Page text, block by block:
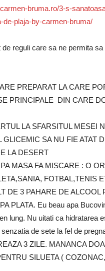
bruma.ro/3-s-
de-plaja-by-carmen-bruma/
reguli care sa ne permita
PREPARAT LA CARE
PRINCIPALE DIN CARE
LA SFARSITUL MESEI
GLICEMIC SA NU FIE ATAT
LA DESERT
MASA FA MISCARE : O
FOTBAL,TENIS
DE 3 PAHARE DE
PLATA. Eu beau apa
lung. Nu uitati ca hidratarea
de sete la fel de
3 ZILE. MANANCA
SILUETA (